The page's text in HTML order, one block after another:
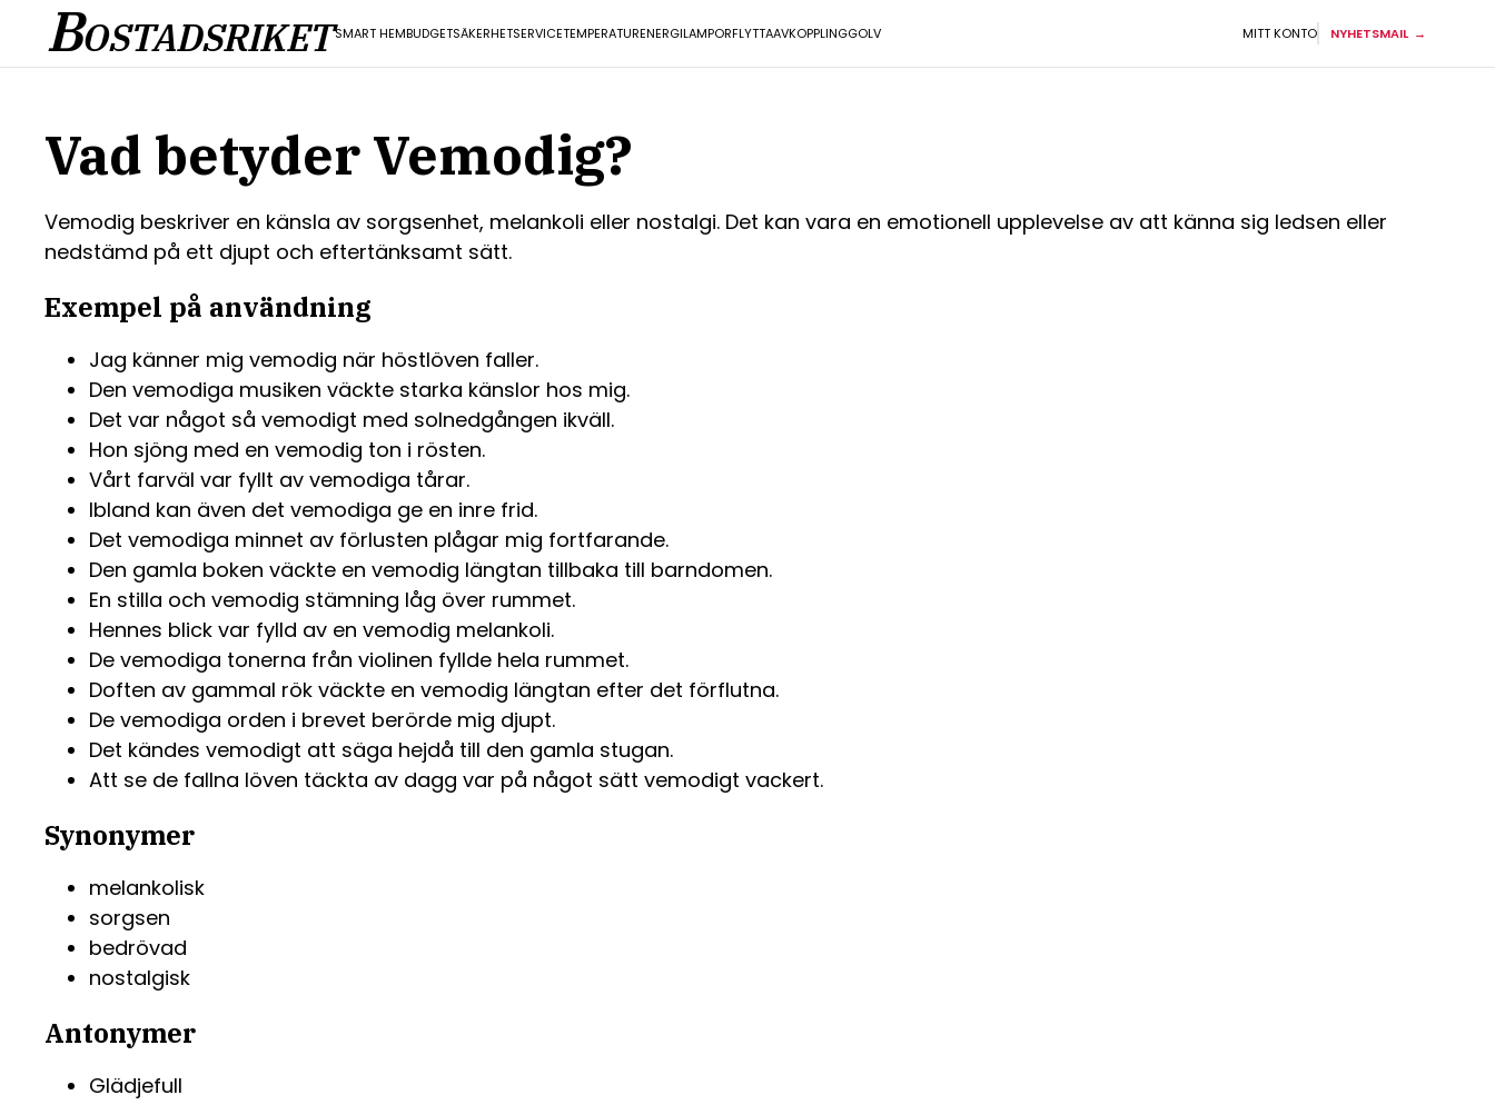
BOSTADSRIKETSMART HEMBUDGETSÄKERHETSERVICETEMPERATURENERGILAMPORFLYTTAAVKOPPLINGGOLV MITT KONTO NYHETSMAIL
Vad betyder Vemodig?
Vemodig beskriver en känsla av sorgsenhet, melankoli eller nostalgi. Det kan vara en emotionell upplevelse av att känna sig ledsen eller
nedstämd på ett djupt och eftertänksamt sätt.
Exempel på användning
Jag känner mig vemodig när höstlöven faller.
Den vemodiga musiken väckte starka känslor hos mig.
Det var något så vemodigt med solnedgången ikväll.
Hon sjöng med en vemodig ton i rösten.
Vårt farväl var fyllt av vemodiga tårar.
Ibland kan även det vemodiga ge en inre frid.
Det vemodiga minnet av förlusten plågar mig fortfarande.
Den gamla boken väckte en vemodig längtan tillbaka till barndomen.
En stilla och vemodig stämning låg över rummet.
Hennes blick var fylld av en vemodig melankoli.
De vemodiga tonerna från violinen fyllde hela rummet.
Doften av gammal rök väckte en vemodig längtan efter det förflutna.
De vemodiga orden i brevet berörde mig djupt.
Det kändes vemodigt att säga hejdå till den gamla stugan.
Att se de fallna löven täckta av dagg var på något sätt vemodigt vackert.
Synonymer
melankolisk
sorgsen
bedrövad
nostalgisk
Antonymer
Glädjefull